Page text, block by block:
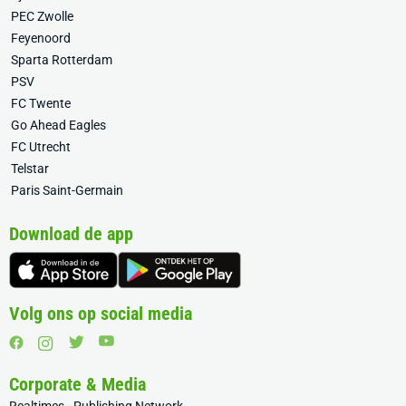
PEC Zwolle
Feyenoord
Sparta Rotterdam
PSV
FC Twente
Go Ahead Eagles
FC Utrecht
Telstar
Paris Saint-Germain
Download de app
Volg ons op social media
Corporate & Media